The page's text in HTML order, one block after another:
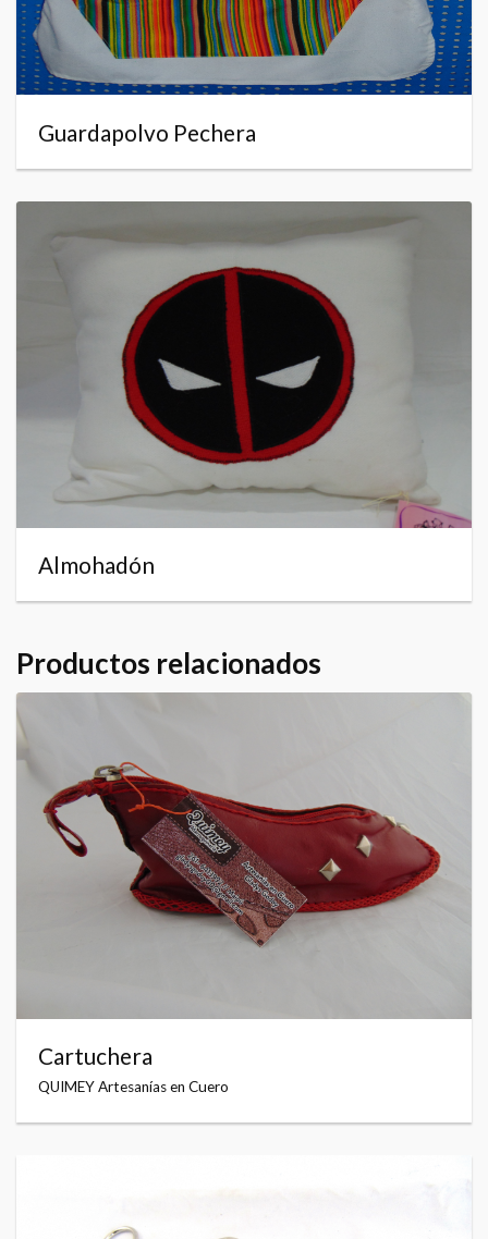
Guardapolvo Pechera
Almohadón
Productos relacionados
Cartuchera
QUIMEY Artesanías en Cuero